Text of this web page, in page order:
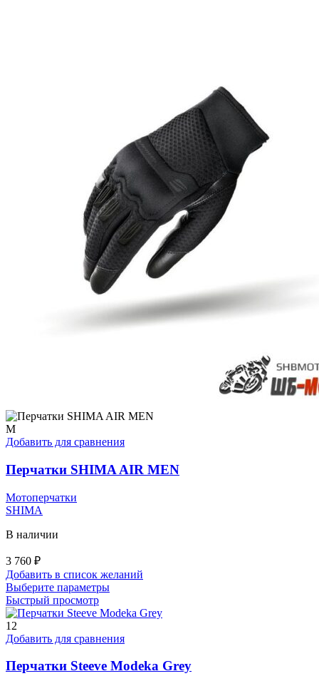
M
Добавить для сравнения
Перчатки SHIMA AIR MEN
Мотоперчатки
SHIMA
В наличии
3 760 ₽
Добавить в список желаний
Выберите параметрыЭтот
имеет
вариаций.
можно
Быстрый просмотр
12
Добавить для сравнения
Перчатки Steeve Modeka Grey